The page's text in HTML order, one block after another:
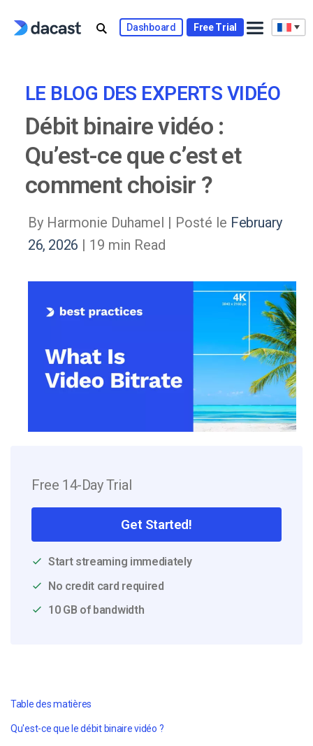
Dashboard Free Trial
LE BLOG DES EXPERTS VIDÉO
Débit binaire vidéo :
Qu’est-ce que c’est et
comment choisir ?
By Harmonie Duhamel | Posté le February
26, 2026 | 19 min Read
Free 14-Day Trial
Get Started!
Start streaming immediately
No credit card required
10 GB of bandwidth
Table des matières
Qu'est-ce que le débit binaire vidéo ?